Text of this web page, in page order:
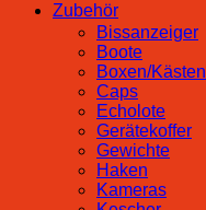
Zubehör
Bissanzeiger
Boote
Boxen/Kästen
Caps
Echolote
Gerätekoffer
Gewichte
Haken
Kameras